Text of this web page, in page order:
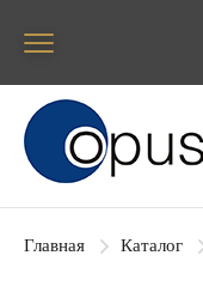
Блок поиска
Главная Каталог